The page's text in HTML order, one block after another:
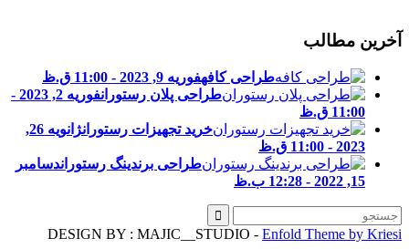
مطالب
طراحی کافهفوریه 9, 2023 - 11:00 ق.ظ
طراحی پلان رستوران
فوریه 2, 2023 -
11:00 ق.ظ
خرید تجهیزات رستوران
ژانویه 26,
2023 - 11:00 ق.ظ
طراحی برندینگ رستوران دسامبر
15, 2022 - 12:28 ب.ظ
DESIGN BY : MAJIC__STUDIO -Enfold Theme by